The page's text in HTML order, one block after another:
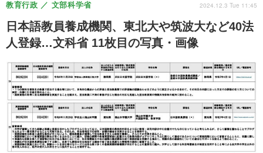
日本語教員養成機関、東北大や筑波大など40法
人登録…文科省 11枚目の写真・画像
教育行政 文部科学省 2024.12.3 Tue 11:45